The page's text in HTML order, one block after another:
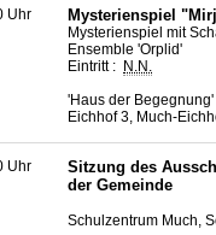
Uhr Mysterienspiel
Mysterienspiel mit
Ensemble 'Orplid'
Eintritt : N.N.
'Haus der
Eichhof 3, Much-
Uhr
Sitzung des
der Gemeinde
Schulzentrum Much,